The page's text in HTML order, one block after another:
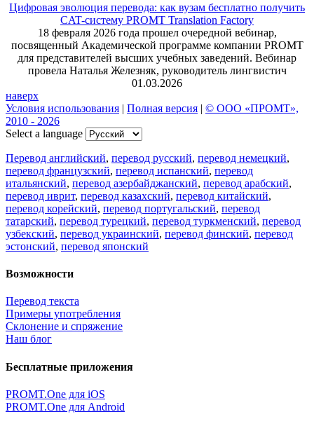
Цифровая эволюция перевода: как вузам бесплатно получить
CAT-систему PROMT Translation Factory
18 февраля 2026 года прошел очередной вебинар,
посвященный Академической программе компании PROMT
для представителей высших учебных заведений. Вебинар
провела Наталья Железняк, руководитель лингвистич
01.03.2026
наверх
Условия использования | Полная версия | © ООО «ПРОМТ»,
2010 - 2026
Select a language
Перевод английский, перевод русский, перевод немецкий,
перевод французский, перевод испанский, перевод
итальянский, перевод азербайджанский, перевод арабский,
перевод иврит, перевод казахский, перевод китайский,
перевод корейский, перевод португальский, перевод
татарский, перевод турецкий, перевод туркменский, перевод
узбекский, перевод украинский, перевод финский, перевод
эстонский, перевод японский
Возможности
Перевод текста
Примеры употребления
Склонение и спряжение
Наш блог
Бесплатные приложения
PROMT.One для iOS
PROMT.One для Android